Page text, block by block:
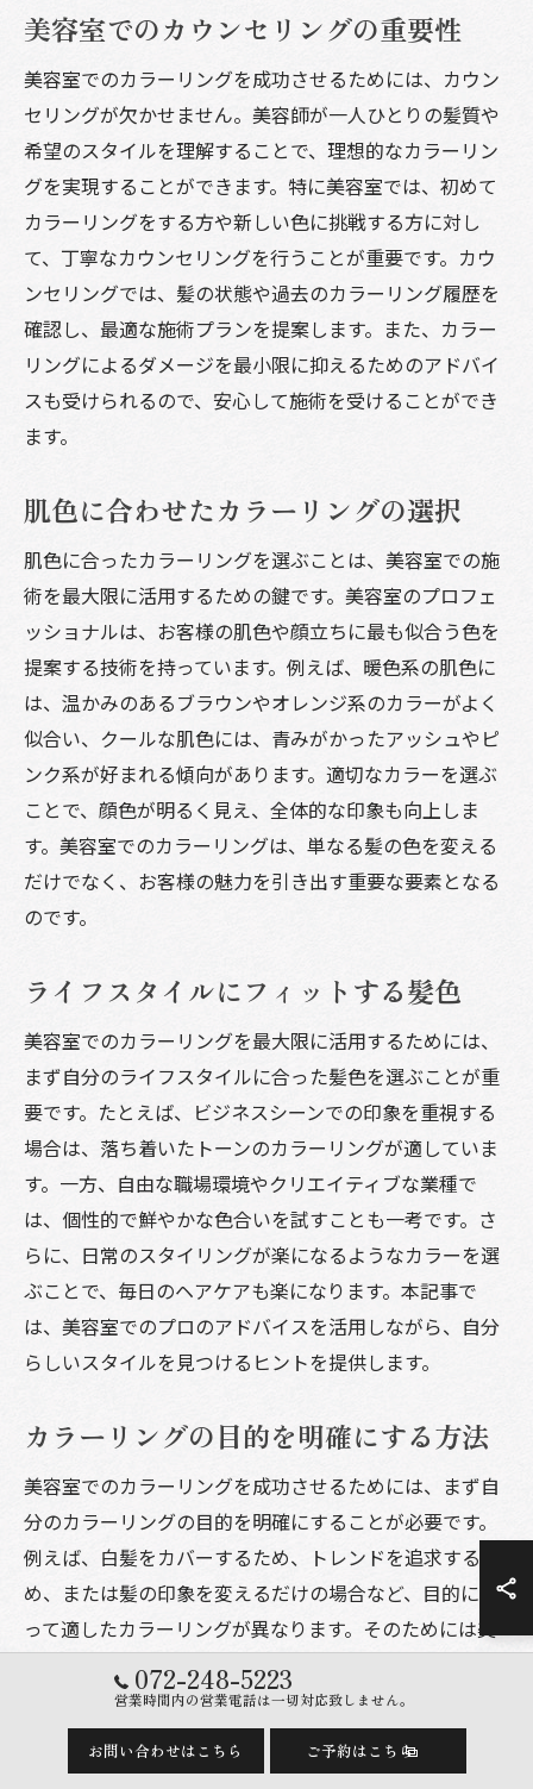
美容室でのカウンセリングの重要性
美容室でのカラーリングを成功させるためには、カウン
セリングが欠かせません。美容師が一人ひとりの髪質や
希望のスタイルを理解することで、理想的なカラーリン
グを実現することができます。特に美容室では、初めて
カラーリングをする方や新しい色に挑戦する方に対し
て、丁寧なカウンセリングを行うことが重要です。カウ
ンセリングでは、髪の状態や過去のカラーリング履歴を
確認し、最適な施術プランを提案します。また、カラー
リングによるダメージを最小限に抑えるためのアドバイ
スも受けられるので、安心して施術を受けることができ
ます。
肌色に合わせたカラーリングの選択
肌色に合ったカラーリングを選ぶことは、美容室での施
術を最大限に活用するための鍵です。美容室のプロフェ
ッショナルは、お客様の肌色や顔立ちに最も似合う色を
提案する技術を持っています。例えば、暖色系の肌色に
は、温かみのあるブラウンやオレンジ系のカラーがよく
似合い、クールな肌色には、青みがかったアッシュやピ
ンク系が好まれる傾向があります。適切なカラーを選ぶ
ことで、顔色が明るく見え、全体的な印象も向上しま
す。美容室でのカラーリングは、単なる髪の色を変える
だけでなく、お客様の魅力を引き出す重要な要素となる
のです。
ライフスタイルにフィットする髪色
美容室でのカラーリングを最大限に活用するためには、
まず自分のライフスタイルに合った髪色を選ぶことが重
要です。たとえば、ビジネスシーンでの印象を重視する
場合は、落ち着いたトーンのカラーリングが適していま
す。一方、自由な職場環境やクリエイティブな業種で
は、個性的で鮮やかな色合いを試すことも一考です。さ
らに、日常のスタイリングが楽になるようなカラーを選
ぶことで、毎日のヘアケアも楽になります。本記事で
は、美容室でのプロのアドバイスを活用しながら、自分
らしいスタイルを見つけるヒントを提供します。
カラーリングの目的を明確にする方法
美容室でのカラーリングを成功させるためには、まず自
分のカラーリングの目的を明確にすることが必要です。
例えば、白髪をカバーするため、トレンドを追求するた
め、または髪の印象を変えるだけの場合など、目的によ
って適したカラーリングが異なります。そのためには美
容師との十分なカウンセリングが重要です。美容師に自
分の希望を伝え、彼らの専門知識を活用することで、満
足のいく髪色を手に入れることができます。また、目的
を明確にすることで、カラーリングの持続性やメンテナ
072-248-5223
営業時間内の営業電話は一切対応致しません。
お問い合わせはこちら ご予約はこちら